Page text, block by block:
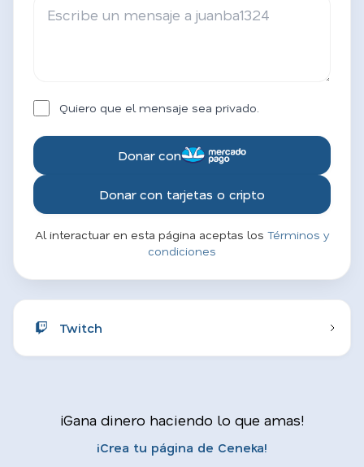
Quiero que el mensaje sea privado.
Donar con
Donar con tarjetas o cripto
Al interactuar en esta página aceptas los Términos y
condiciones
Twitch
¡Gana dinero haciendo lo que amas!
¡Crea tu página de Ceneka!